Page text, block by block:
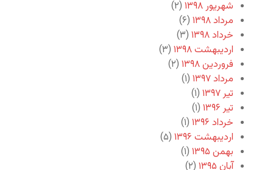
شهریور ۱۳۹۸
(۲)
مرداد ۱۳۹۸
(۶)
خرداد ۱۳۹۸
(۳)
اردیبهشت ۱۳۹۸
(۳)
فروردین ۱۳۹۸
(۲)
مرداد ۱۳۹۷
(۱)
تیر ۱۳۹۷
(۱)
تیر ۱۳۹۶
(۱)
خرداد ۱۳۹۶
(۱)
اردیبهشت ۱۳۹۶
(۵)
بهمن ۱۳۹۵
(۱)
آبان ۱۳۹۵
(۲)